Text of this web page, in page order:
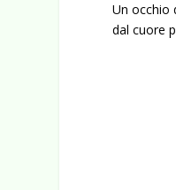
Un occhio
dal cuore